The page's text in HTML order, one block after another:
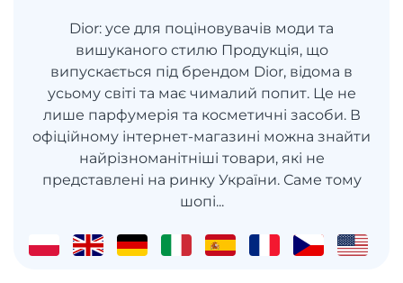
Dior: усе для поціновувачів моди та
вишуканого стилю Продукція, що
випускається під брендом Dior, відома в
усьому світі та має чималий попит. Це не
лише парфумерія та косметичні засоби. В
офіційному інтернет-магазині можна знайти
найрізноманітніші товари, які не
представлені на ринку України. Саме тому
шопі...